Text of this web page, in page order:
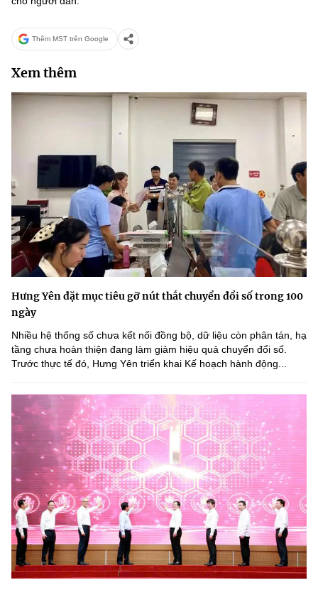
Thêm MST trên Google
Xem thêm
Hưng Yên đặt mục tiêu gỡ nút thắt chuyển đổi số trong 100
ngày
Nhiều hệ thống số chưa kết nối đồng bộ, dữ liệu còn phân tán, hạ
tầng chưa hoàn thiện đang làm giảm hiệu quả chuyển đổi số.
Trước thực tế đó, Hưng Yên triển khai Kế hoạch hành động...